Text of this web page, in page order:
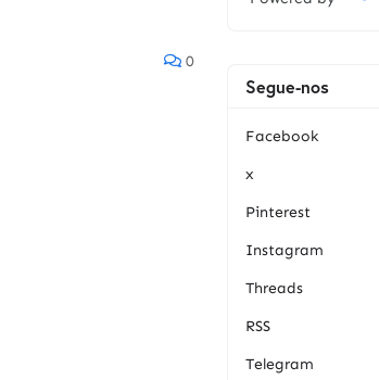
0
Segue-nos
Facebook
x
Pinterest
Instagram
Threads
RSS
Telegram